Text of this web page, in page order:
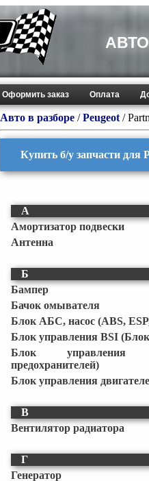
Оформить заказ Оплата
Авто в разборе /Peugeot /
Купить б/у запчасти для
А
Амортизатор подвески
Антенна
Б
Бампер
Бачок омывателя
Блок АБС, насос (ABS,
Блок управления BSI
Блок
предохранителей)
Блок управления
В
Вентилятор радиатора
Г
Генератор